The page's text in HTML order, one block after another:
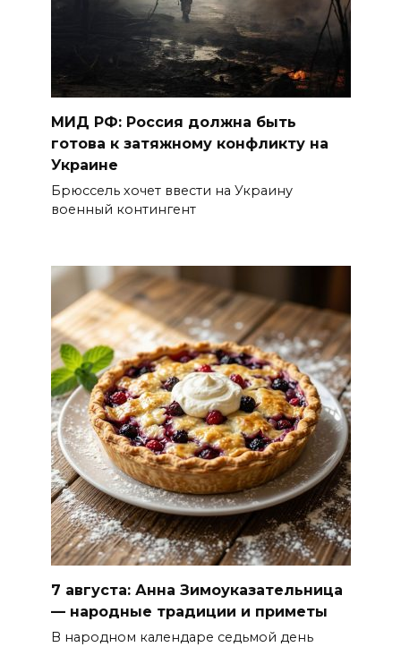
МИД РФ: Россия должна быть
готова к затяжному конфликту на
Украине
Брюссель хочет ввести на Украину
военный контингент
7 августа: Анна Зимоуказательница
— народные традиции и приметы
В народном календаре седьмой день